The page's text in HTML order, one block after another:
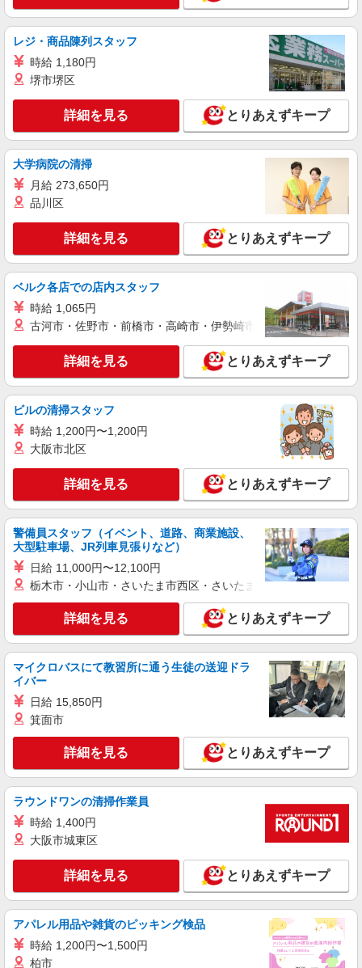
レジ・商品陳列スタッフ
時給 1,180円
堺市堺区
詳細を見る とりあえずキープ
大学病院の清掃
月給 273,650円
品川区
詳細を見る とりあえずキープ
ベルク各店での店内スタッフ
時給 1,065円
古河市・佐野市・前橋市・高崎市・伊勢崎市・太田市・館林市
詳細を見る とりあえずキープ
ビルの清掃スタッフ
時給 1,200円〜1,200円
大阪市北区
詳細を見る とりあえずキープ
警備員スタッフ（イベント、道路、商業施設、
大型駐車場、JR列車見張りなど）
日給 11,000円〜12,100円
栃木市・小山市・さいたま市西区・さいたま市岩槻区・久喜市・
詳細を見る とりあえずキープ
マイクロバスにて教習所に通う生徒の送迎ドラ
イバー
日給 15,850円
箕面市
詳細を見る とりあえずキープ
ラウンドワンの清掃作業員
時給 1,400円
大阪市城東区
詳細を見る とりあえずキープ
アパレル用品や雑貨のピッキング検品
時給 1,200円〜1,500円
柏市